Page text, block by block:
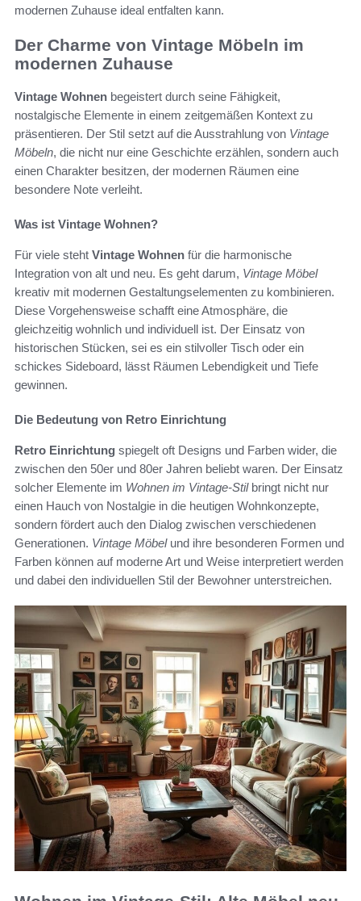
modernen Zuhause ideal entfalten kann.
Der Charme von Vintage Möbeln im
modernen Zuhause
Vintage Wohnen begeistert durch seine Fähigkeit,
nostalgische Elemente in einem zeitgemäßen Kontext zu
präsentieren. Der Stil setzt auf die Ausstrahlung von Vintage
Möbeln, die nicht nur eine Geschichte erzählen, sondern auch
einen Charakter besitzen, der modernen Räumen eine
besondere Note verleiht.
Was ist Vintage Wohnen?
Für viele steht Vintage Wohnen für die harmonische
Integration von alt und neu. Es geht darum, Vintage Möbel
kreativ mit modernen Gestaltungselementen zu kombinieren.
Diese Vorgehensweise schafft eine Atmosphäre, die
gleichzeitig wohnlich und individuell ist. Der Einsatz von
historischen Stücken, sei es ein stilvoller Tisch oder ein
schickes Sideboard, lässt Räumen Lebendigkeit und Tiefe
gewinnen.
Die Bedeutung von Retro Einrichtung
Retro Einrichtung spiegelt oft Designs und Farben wider, die
zwischen den 50er und 80er Jahren beliebt waren. Der Einsatz
solcher Elemente im Wohnen im Vintage-Stilbringt nicht nur
einen Hauch von Nostalgie in die heutigen Wohnkonzepte,
sondern fördert auch den Dialog zwischen verschiedenen
Generationen. Vintage Möbelund ihre besonderen Formen und
Farben können auf moderne Art und Weise interpretiert werden
und dabei den individuellen Stil der Bewohner unterstreichen.